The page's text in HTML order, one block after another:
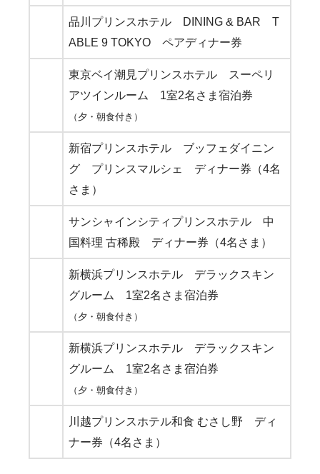
品川プリンスホテル DINING & BAR T
ABLE 9 TOKYO ペアディナー券
東京ベイ潮見プリンスホテル スーペリ
アツインルーム 1室2名さま宿泊券
（夕・朝食付き）
新宿プリンスホテル ブッフェダイニン
グ プリンスマルシェ ディナー券（4名
さま）
サンシャインシティプリンスホテル 中
国料理 古稀殿 ディナー券（4名さま）
新横浜プリンスホテル デラックスキン
グルーム 1室2名さま宿泊券
（夕・朝食付き）
新横浜プリンスホテル デラックスキン
グルーム 1室2名さま宿泊券
（夕・朝食付き）
川越プリンスホテル和食 むさし野 ディ
ナー券（4名さま）